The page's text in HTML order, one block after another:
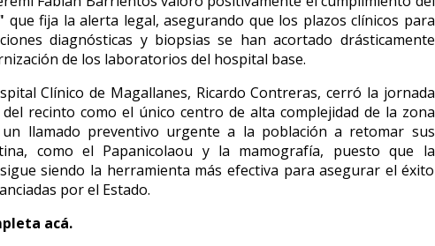
que fija la alerta legal, asegurando que los plazos clínicos para
diagnósticas y biopsias se han acortado drásticamente
de los laboratorios del hospital base.
Clínico de Magallanes, Ricardo Contreras, cerró la jornada
recinto como el único centro de alta complejidad de la zona
llamado preventivo urgente a la población a retomar sus
como el Papanicolaou y la mamografía, puesto que la
siendo la herramienta más efectiva para asegurar el éxito
por el Estado.
acá.